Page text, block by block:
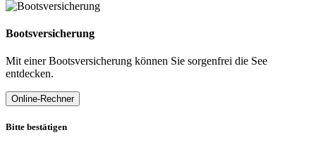
Bootsversicherung
Mit einer Bootsversicherung können Sie sorgenfrei die See
entdecken.
Online-Rechner
Bitte bestätigen